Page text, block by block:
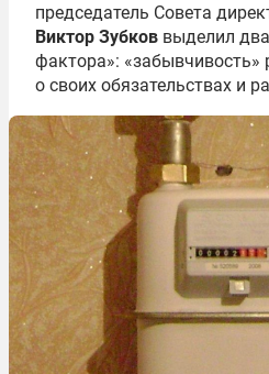
председатель Совета
Виктор Зубков выделил
фактора»: «забывчивость»
о своих обязательствах и